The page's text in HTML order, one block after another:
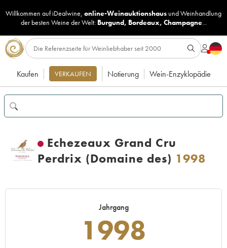
Willkommen auf iDealwine, online-Weinauktionshaus undWeinhandlung
der besten Weine der Welt: Burgund, Bordeaux, Champagne...
Kaufen VERKAUFEN Notierung Wein-Enzyklopädie
Echezeaux Grand Cru
Perdrix (Domaine des) 1998
Jahrgang
1998